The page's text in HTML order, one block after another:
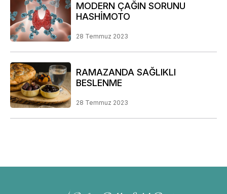
MODERN ÇAĞIN SORUNU
HASHİMOTO
28 Temmuz 2023
RAMAZANDA SAĞLIKLI
BESLENME
28 Temmuz 2023